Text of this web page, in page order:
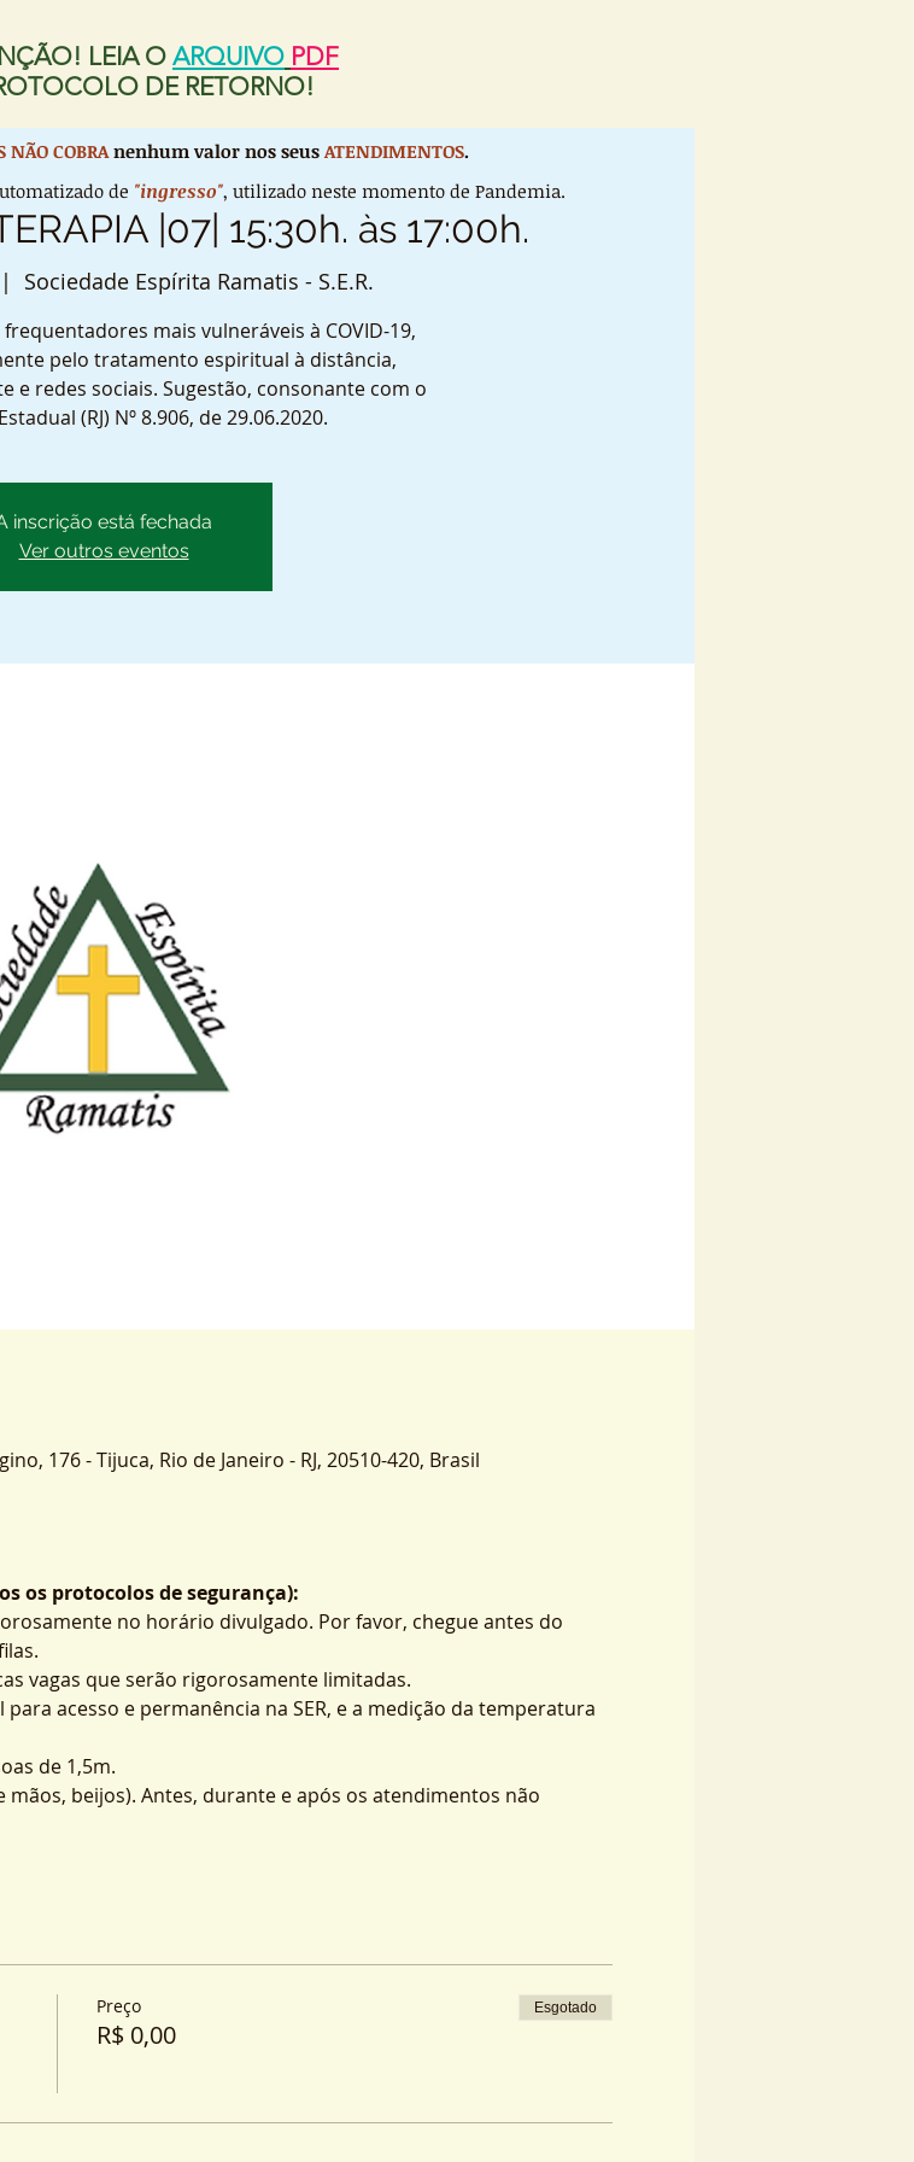
LEIA OARQUIVO PDF
DE RETORNO!
|07| 15:30h. às 17:00h.
Sociedade Espírita Ramatis - S.E.R.
mais vulneráveis à COVID-19,
pelo tratamento espiritual à distância,
e redes sociais. Sugestão, consonante com o
(RJ) Nº 8.906, de 29.06.2020.
inscrição está fechada
Ver outros eventos
176 - Tijuca, Rio de Janeiro - RJ, 20510-420, Brasil
os protocolos de segurança):
no horário divulgado. Por favor, chegue antes do
vagas que serão rigorosamente limitadas.
acesso e permanência na SER, e a medição da temperatura
de 1,5m.
beijos). Antes, durante e após os atendimentos não
Preço
R$ 0,00
Esgotado
NÃO COBRAnenhum valor nos seusATENDIMENTOS.
de "ingresso", utilizado neste momento de Pandemia.